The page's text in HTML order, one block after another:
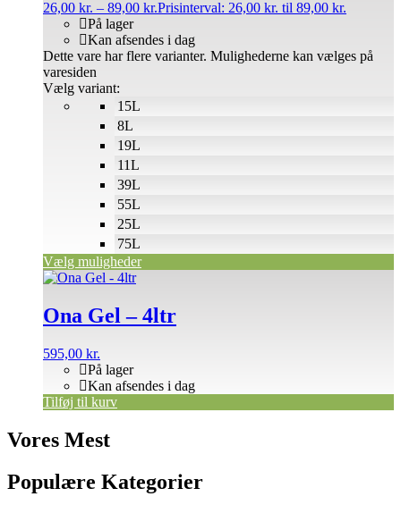
26,00 kr. – 89,00 kr.Prisinterval: 26,00 kr. til 89,00 kr.
På lager
Kan afsendes i dag
Vælg variant:
Vælg muligheder
Dette vare har flere varianter. Mulighederne kan vælges på
varesiden
15L
8L
19L
11L
39L
55L
25L
75L
Ona Gel – 4ltr
595,00 kr.
På lager
Kan afsendes i dag
Tilføj til kurv
Vores Mest
Populære Kategorier